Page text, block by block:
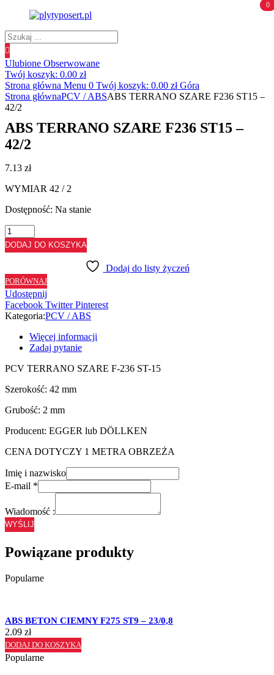
Wyszukiwanie
produktów
0
Ulubione Obserwowane
0
Twój koszyk: 0.00 zł
Strona główna Menu 0 Twój koszyk: 0.00 zł Góra
Strona głównaPCV / ABSABS TERRANO SZARE F236 ST15 –
42/2
ABS TERRANO SZARE F236 ST15 –
42/2
7.13 zł
WYMIAR 42 / 2
Dostępność: Na stanie
ilość
ABS
TERRANO
F236
ST15
-
42/2
DODAJ DO KOSZYKA
Dodaj do listy życzeń
PORÓWNAJ
Udostępnij
Facebook Twitter Pinterest
Kategoria:PCV / ABS
Więcej informacji
Zadaj pytanie
PCV TERRANO SZARE F-236 ST-15
Szerokość: 42 mm
Grubość: 2 mm
Producent: EGGER lub DÖLLKEN
CENA DOTYCZY 1 METRA OBRZEŻA
Imię i nazwisko
E-mail *
Wiadomość :
WYŚLIJ
Powiązane produkty
Popularne
ABS BETON CIEMNY F275 ST9 – 23/0,8
2.09 zł
DODAJ DO KOSZYKA
Popularne